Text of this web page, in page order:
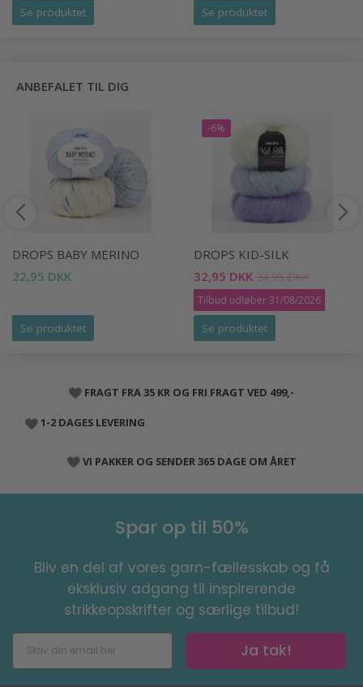
Se produktet Se produktet
ANBEFALET TIL DIG
DROPS BABY MERINO
22,95 DKK
Se produktet
-6%
DROPS KID-SILK
32,95 DKK 34,95 DKK
Tilbud udløber 31/08/2026
Se produktet
FRAGT FRA 35 KR OG FRI FRAGT VED 499,-
1-2 DAGES LEVERING
VI PAKKER OG SENDER 365 DAGE OM ÅRET
Spar op til 50%
Bliv en del af vores garn-fællesskab og få
eksklusiv adgang til inspirerende
strikkeopskrifter og særlige tilbud!
Ja tak!